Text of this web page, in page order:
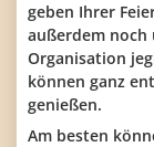
geben Ihrer
außerdem noch
Organisation
können ganz
genießen.
Am besten